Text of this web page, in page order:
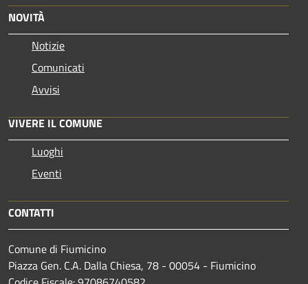
NOVITÀ
Notizie
Comunicati
Avvisi
VIVERE IL COMUNE
Luoghi
Eventi
CONTATTI
Comune di Fiumicino
Piazza Gen. C.A. Dalla Chiesa, 78 - 00054 - Fiumicino